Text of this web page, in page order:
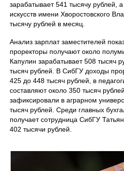
зарабатывает 541 тысячу рублей, а
искусств имени Хворостовского
тысячу рублей в месяц.
Анализ зарплат заместителей
проректоры получают около
Капулин зарабатывает 508 тысяч
тысяч рублей. В СибГУ доходы
425 до 448 тысяч рублей, в
составляют около 350 тысяч
зафиксировали в аграрном
тысяч рублей. Среди главных
получает сотрудница СибГУ
402 тысячи рублей.